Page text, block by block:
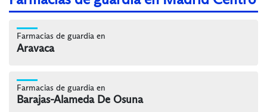
Farmacias de guardia en
Aravaca
Farmacias de guardia en
Barajas-Alameda De Osuna